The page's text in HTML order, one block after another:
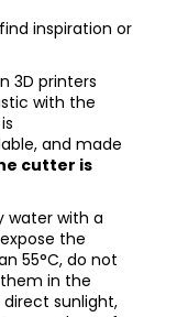
inspiration or
3D printers
with the
and made
cutter is
water with a
the
55°C, do not
in the
sunlight,